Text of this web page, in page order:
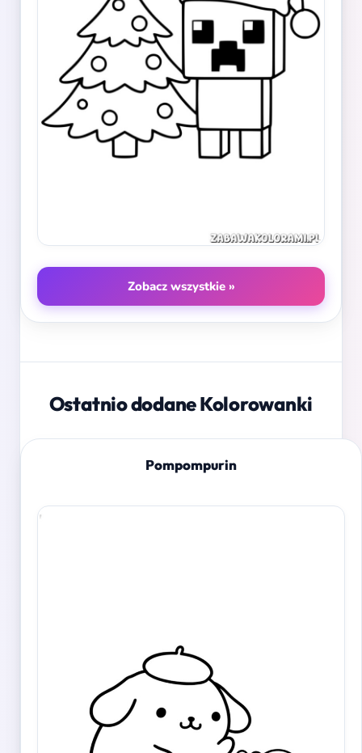
Zobacz wszystkie »
Ostatnio dodane Kolorowanki
Pompompurin